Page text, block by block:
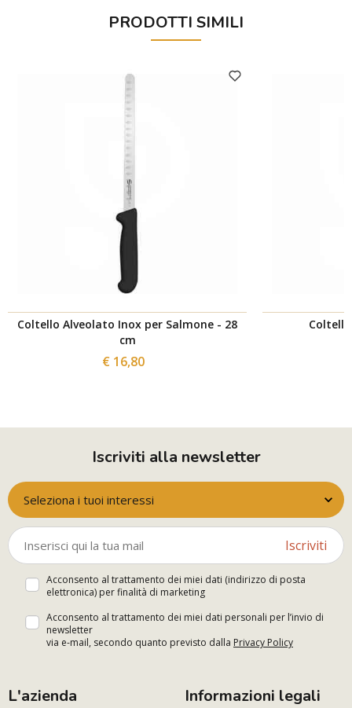
PRODOTTI SIMILI
Coltello Alveolato Inox per Salmone - 28
cm
€ 16,80
Iscriviti alla newsletter
Seleziona i tuoi interessi
Iscriviti
Acconsento al trattamento dei miei dati (indirizzo di posta
elettronica) per finalità di marketing
Acconsento al trattamento dei miei dati personali per l’invio di
newsletter
via e-mail, secondo quanto previsto dalla Privacy Policy
L'azienda Informazioni legali